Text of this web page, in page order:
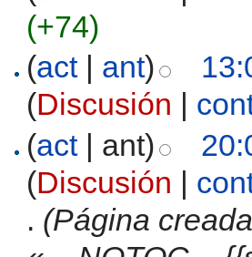
(+74)
(act| ant)
(Discusión |
(act| ant)
(Discusión |
. (Página